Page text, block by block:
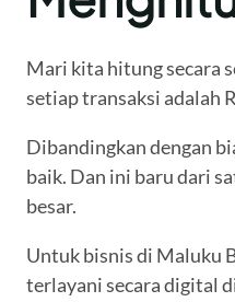
Mari kita hitung secara
setiap transaksi adalah
Dibandingkan dengan
baik. Dan ini baru dari
besar.
Untuk bisnis di Maluku
terlayani secara digital